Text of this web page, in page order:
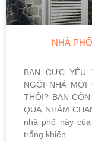
NHÀ
BẠN CỰC YÊU
NGÔI NHÀ MỚI
THÔI? BẠN
QUÁ NHÀM
nhà phố này
trắng khiến